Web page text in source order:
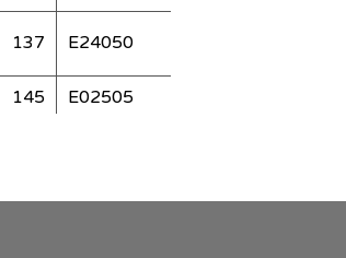
137 E24050
145 E02505
134 E06141 8750